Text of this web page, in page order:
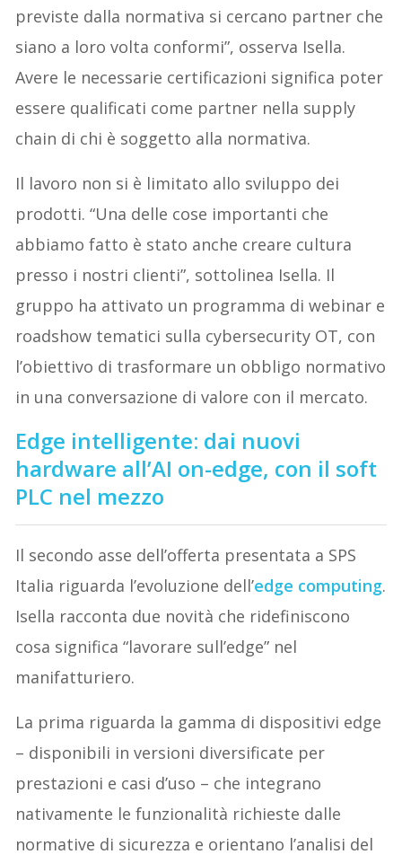
previste dalla normativa si cercano partner che
siano a loro volta conformi”, osserva Isella.
Avere le necessarie certificazioni significa poter
essere qualificati come partner nella supply
chain di chi è soggetto alla normativa.
Il lavoro non si è limitato allo sviluppo dei
prodotti. “Una delle cose importanti che
abbiamo fatto è stato anche creare cultura
presso i nostri clienti”, sottolinea Isella. Il
gruppo ha attivato un programma di webinar e
roadshow tematici sulla cybersecurity OT, con
l’obiettivo di trasformare un obbligo normativo
in una conversazione di valore con il mercato.
Edge intelligente: dai nuovi
hardware all’AI on-edge, con il soft
PLC nel mezzo
Il secondo asse dell’offerta presentata a SPS
Italia riguarda l’evoluzione dell’edge computing.
Isella racconta due novità che ridefiniscono
cosa significa “lavorare sull’edge” nel
manifatturiero.
La prima riguarda la gamma di dispositivi edge
– disponibili in versioni diversificate per
prestazioni e casi d’uso – che integrano
nativamente le funzionalità richieste dalle
normative di sicurezza e orientano l’analisi del